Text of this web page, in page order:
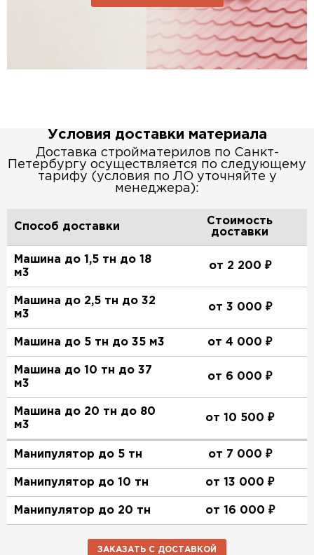
Условия доставки материала
Доставка стройматерилов по Санкт-
Петербургу осуществляется по следующему
тарифу (условия по ЛО уточняйте у
менеджера):
Способ доставки
Стоимость
доставки
Машина до 1,5 тн до 18
м3
от 2 200 ₽
Машина до 2,5 тн до 32
м3
от 3 000 ₽
Машина до 5 тн до 35 м3 от 4 000 ₽
Машина до 10 тн до 37
м3
от 6 000 ₽
Машина до 20 тн до 80
м3
от 10 500 ₽
Манипулятор до 5 тн от 7 000 ₽
Манипулятор до 10 тн от 13 000 ₽
Манипулятор до 20 тн от 16 000 ₽
ЗАКАЗАТЬ С ДОСТАВКОЙ